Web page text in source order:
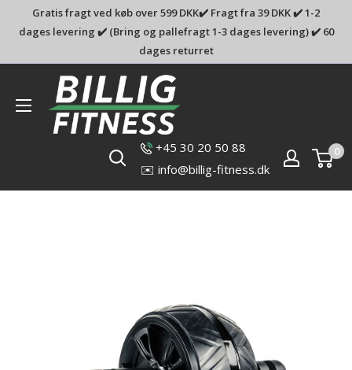
Gratis fragt ved køb over 599 DKK✔️ Fragt fra 39 DKK ✔️ 1-2
dages levering ✔️ (Bring og pallefragt 1-3 dages levering) ✔️ 60
dages returret
Billig-
fitness.dk
+45 30 20 50 88
✉️ info@billig-fitness.dk
0